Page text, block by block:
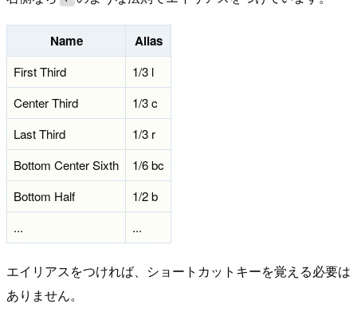
Name Alias
First Third
1/3 l
Center Third
1/3 c
Last Third
1/3 r
Bottom Center Sixth
1/6 bc
Bottom Half
1/2 b
...
...
エイリアスをつければ、ショートカットキーを覚える必要は
ありません。